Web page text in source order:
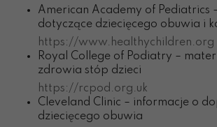
American Academy of Pediatrics
dotyczące dziecięcego obuwia i
https://www.healthychildren.org
Royal College of Podiatry –
zdrowia stóp dzieci
https://rcpod.org.uk
Cleveland Clinic – informacje o
dziecięcego obuwia